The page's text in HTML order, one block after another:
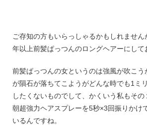
ご存知の方もいらっしゃるかもしれませ
年以上前髪ぱっつんのロングヘアーにして
前髪ぱっつんの女というのは強風が吹こう
が隕石が落ちてこようがどんな時でも1ミ
したくないものでして、かくいう私もそ
朝超強力ヘアスプレーを5秒×3回振りかけ
いるんですね。